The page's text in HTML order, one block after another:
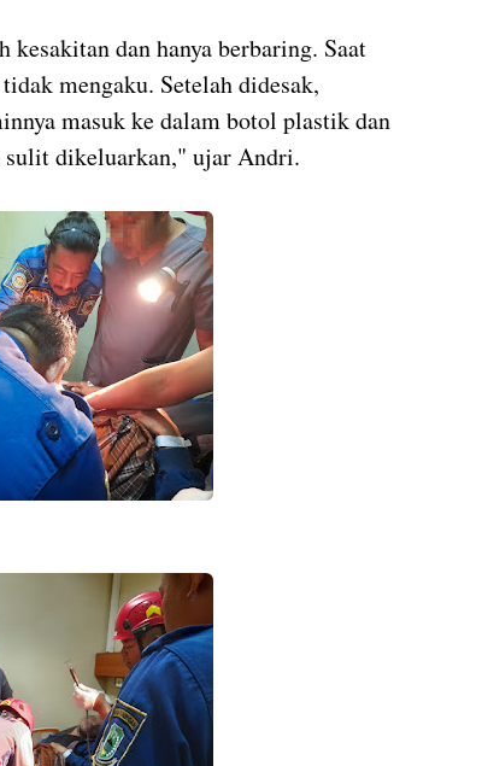
dan hanya berbaring. Saat
mengaku. Setelah didesak,
masuk ke dalam botol plastik dan
sulit dikeluarkan," ujar Andri.